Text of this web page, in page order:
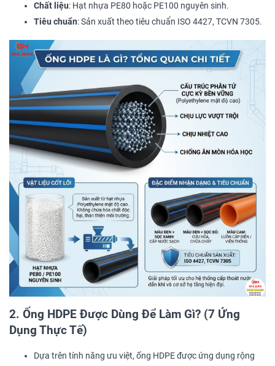
Chất liệu: Hạt nhựa PE80 hoặc PE100 nguyên sinh.
Tiêu chuẩn: Sản xuất theo tiêu chuẩn ISO 4427, TCVN 7305.
2. Ống HDPE Được Dùng Để Làm Gì? (7 Ứng
Dụng Thực Tế)
Dựa trên tính năng ưu việt, ống HDPE được ứng dụng rộng